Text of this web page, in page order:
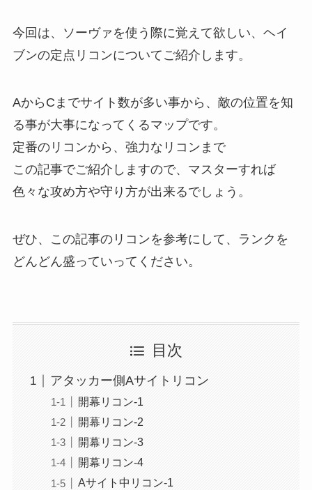
今回は、ソーヴァを使う際に覚えて欲しい、ヘイ
ブンの定点リコンについてご紹介します。
AからCまでサイト数が多い事から、敵の位置を知
る事が大事になってくるマップです。
定番のリコンから、強力なリコンまで
この記事でご紹介しますので、マスターすれば
色々な攻め方や守り方が出来るでしょう。
ぜひ、この記事のリコンを参考にして、ランクを
どんどん盛っていってください。
目次
アタッカー側Aサイトリコン
開幕リコン-1
開幕リコン-2
開幕リコン-3
開幕リコン-4
Aサイト中リコン-1